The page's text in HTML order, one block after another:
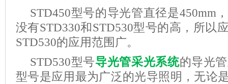
STD450型号的导光管直径是450mm
没有STD330和STD530型号的高，所以
STD530的应用范围广。
STD530型号导光管采光系统的导光
型号是应用最为广泛的光导照明，无论